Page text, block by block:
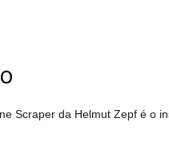
Scraper da Helmut Zepf é o